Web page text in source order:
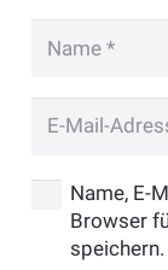
Name, E-
Browser
speichern.